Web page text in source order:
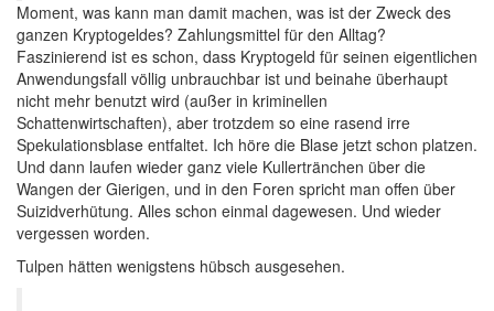
Moment, was kann man damit machen, was ist der Zweck des
ganzen Kryptogeldes? Zahlungsmittel für den Alltag?
Faszinierend ist es schon, dass Kryptogeld für seinen eigentlichen
Anwendungsfall völlig unbrauchbar ist und beinahe überhaupt
nicht mehr benutzt wird (außer in kriminellen
Schattenwirtschaften), aber trotzdem so eine rasend irre
Spekulationsblase entfaltet. Ich höre die Blase jetzt schon platzen.
Und dann laufen wieder ganz viele Kullertränchen über die
Wangen der Gierigen, und in den Foren spricht man offen über
Suizidverhütung. Alles schon einmal dagewesen. Und wieder
vergessen worden.
Tulpen hätten wenigstens hübsch ausgesehen.